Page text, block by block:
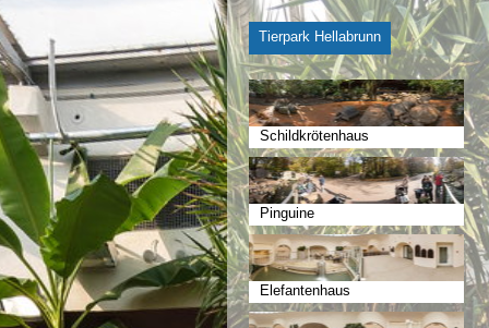
Tierpark Hellabrunn
Schildkrötenhaus
Pinguine
Elefantenhaus